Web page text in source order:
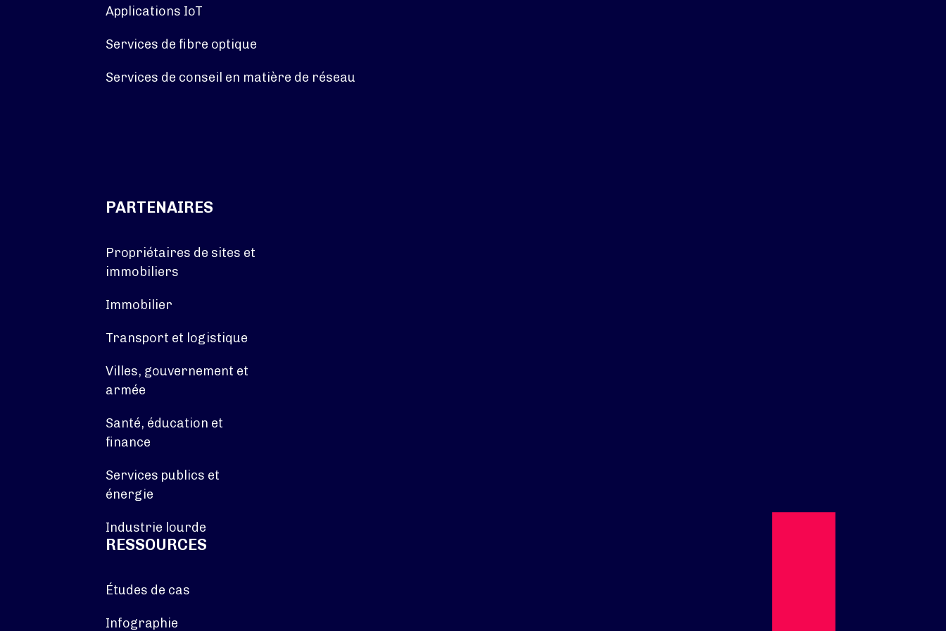
Applications IoT
Services de fibre optique
Services de conseil en matière de réseau
PARTENAIRES
Propriétaires de sites et
immobiliers
Immobilier
Transport et logistique
Villes, gouvernement et
armée
Santé, éducation et
finance
Services publics et
énergie
Industrie lourde
RESSOURCES
Études de cas
Infographie